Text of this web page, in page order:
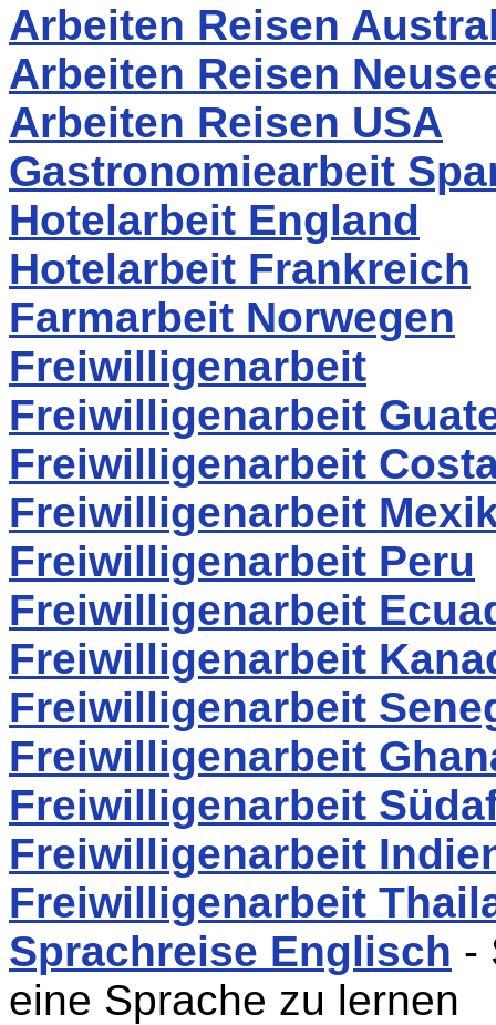
Arbeiten Reisen
Arbeiten Reisen
Arbeiten Reisen USA
Gastronomiearbeit
Hotelarbeit England
Hotelarbeit Frankreich
Farmarbeit Norwegen
Freiwilligenarbeit
Freiwilligenarbeit
Freiwilligenarbeit
Freiwilligenarbeit
Freiwilligenarbeit Peru
Freiwilligenarbeit
Freiwilligenarbeit
Freiwilligenarbeit
Freiwilligenarbeit
Freiwilligenarbeit
Freiwilligenarbeit
Freiwilligenarbeit
Sprachreise Englisch -
eine Sprache zu lernen